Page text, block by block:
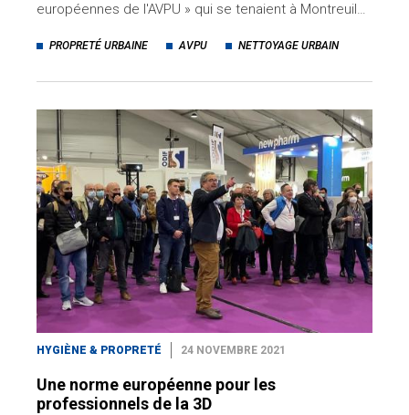
européennes de l'AVPU » qui se tenaient à Montreuil…
PROPRETÉ URBAINE AVPU NETTOYAGE URBAIN
HYGIÈNE & PROPRETÉ 24 NOVEMBRE 2021
Une norme européenne pour les
professionnels de la 3D